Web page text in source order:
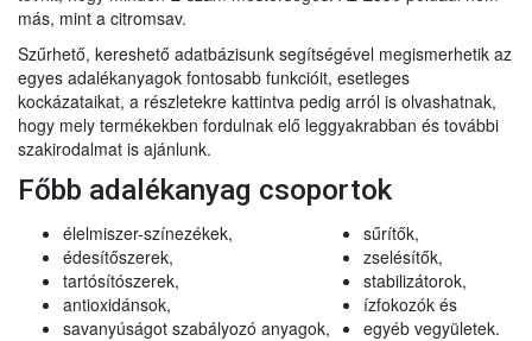
más, mint a citromsav.
Szűrhető, kereshető adatbázisunk segítségével megismerhetik az
egyes adalékanyagok fontosabb funkcióit, esetleges
kockázataikat, a részletekre kattintva pedig arról is olvashatnak,
hogy mely termékekben fordulnak elő leggyakrabban és további
szakirodalmat is ajánlunk.
Főbb adalékanyag csoportok
élelmiszer-színezékek,
édesítőszerek,
tartósítószerek,
antioxidánsok,
savanyúságot szabályozó anyagok,
sűrítők,
zselésítők,
stabilizátorok,
ízfokozók és
egyéb vegyületek.